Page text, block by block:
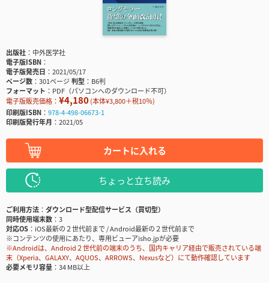
出版社
中外医学社
電子版ISBN
電子版発売日
2021/05/17
ページ数
301ページ判型
B6判
フォーマット
PDF（パソコンへのダウンロード不可）
電子版販売価格： ¥4,180(本体¥3,800＋税10％)
印刷版ISBN
978-4-498-06673-1
印刷版発行年月
2021/05
カートに入れる
ちょっと立ち読み
ご利用方法
ダウンロード型配信サービス（買切型）
同時使用端末数
3
対応OS
iOS最新の２世代前まで / Android最新の２世代前まで
※コンテンツの使用にあたり、専用ビューアisho.jpが必要
※Androidは、Android２世代前の端末のうち、国内キャリア経由で販売されている端
末（Xperia、GALAXY、AQUOS、ARROWS、Nexusなど）にて動作確認しています
必要メモリ容量
34 MB以上